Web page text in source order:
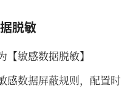
脱敏
【敏感数据脱敏】
感数据屏蔽规则，配置时